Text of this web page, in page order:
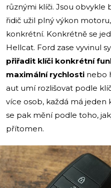
různými klíči. Jsou obvykle
řidič užil plný výkon
konkrétní. Konkrétně se
Hellcat. Ford zase vyvinul
přiřadit klíči konkrétní
maximální rychlosti nebo
aut umí rozlišovat podle
více osob, každá má jeden
se pak mění podle toho,
přítomen.